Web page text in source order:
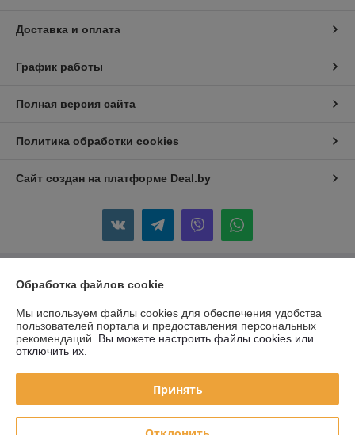
Доставка и оплата
График работы
Полная версия сайта
Политика обработки cookies
Сайт создан на платформе Deal.by
Информация для покупателя
Юридическое лицо:Частное Предприятие "ЖАКОМ"
220088 г. Минск, ул. Смоленская 10A, пом.2
Регистрационный номер ЕГР: 690755458
УНП: 690755458
Регистрационный орган: Слуцкий райисполком
Дата регистрации компании: 05.10.2009
Обработка файлов cookie
Мы используем файлы cookies для обеспечения удобства
пользователей портала и предоставления персональных
рекомендаций. Вы можете настроить файлы cookies или
отключить их.
Принять